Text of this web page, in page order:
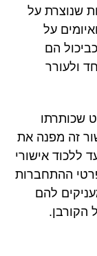
שנוצרת על
על
הם
ולעורר
שכותרתו
זה מפנה את
ללכוד אישורי
ההתחברות
להם
הקורבן.